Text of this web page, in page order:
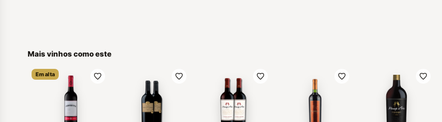
Mais vinhos como este
Em alta